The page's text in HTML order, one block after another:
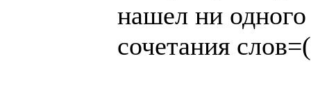
нашел ни одного
сочетания слов=(